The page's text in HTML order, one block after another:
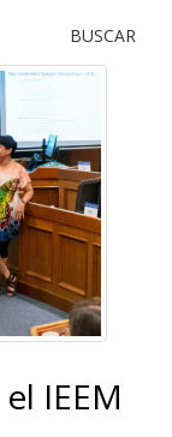
BUSCAR
IEEM